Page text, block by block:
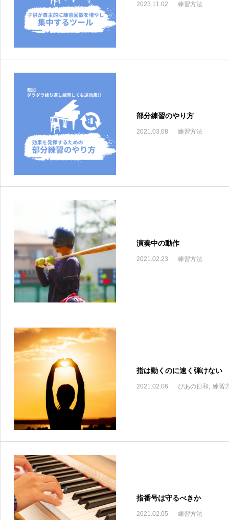
2023.11.02 練習方法
部分練習のやり方
2021.03.08 練習方法
演奏中の動作
2021.02.23 練習方法
指は動くのに速く弾けない
2021.02.06 ぴあの日和 練習
指番号は守るべきか
2021.02.05 練習方法